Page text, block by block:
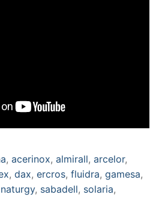
, acerinox, almirall, arcelor,
, dax, ercros, fluidra, gamesa,
naturgy, sabadell, solaria,